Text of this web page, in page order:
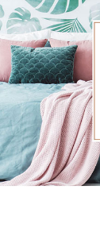
E
Portfolio